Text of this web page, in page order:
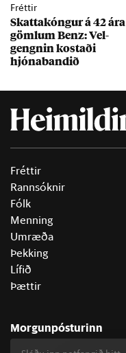
Fréttir
Skattakóng­ur á 42 ára
göml­um Benz: Vel­
gengn­in kostaði
hjóna­band­ið
Fréttir
Rannsóknir
Fólk
Menning
Umræða
Þekking
Lífið
Þættir
Morgunpósturinn